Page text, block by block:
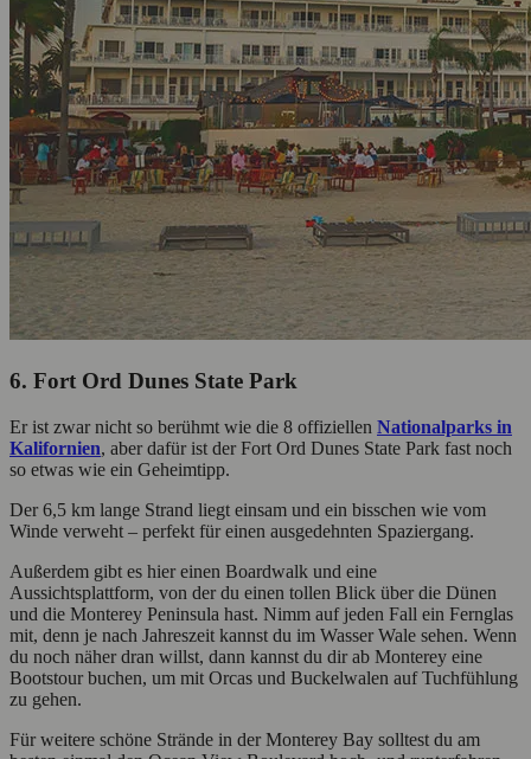
6. Fort Ord Dunes State Park
Er ist zwar nicht so berühmt wie die 8 offiziellen Nationalparks in
Kalifornien, aber dafür ist der Fort Ord Dunes State Park fast noch
so etwas wie ein Geheimtipp.
Der 6,5 km lange Strand liegt einsam und ein bisschen wie vom
Winde verweht – perfekt für einen ausgedehnten Spaziergang.
Außerdem gibt es hier einen Boardwalk und eine
Aussichtsplattform, von der du einen tollen Blick über die Dünen
und die Monterey Peninsula hast. Nimm auf jeden Fall ein Fernglas
mit, denn je nach Jahreszeit kannst du im Wasser Wale sehen. Wenn
du noch näher dran willst, dann kannst du dir ab Monterey eine
Bootstour buchen, um mit Orcas und Buckelwalen auf Tuchfühlung
zu gehen.
Für weitere schöne Strände in der Monterey Bay solltest du am